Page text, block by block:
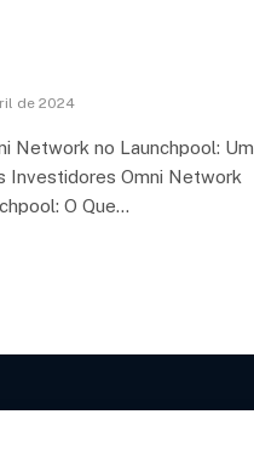
de 2024
Network no Launchpool: Um
Investidores Omni Network
O Que…